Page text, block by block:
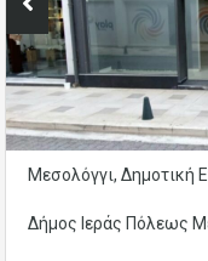
Μεσολόγγι, Δημοτική
Δήμος Ιεράς Πόλεως